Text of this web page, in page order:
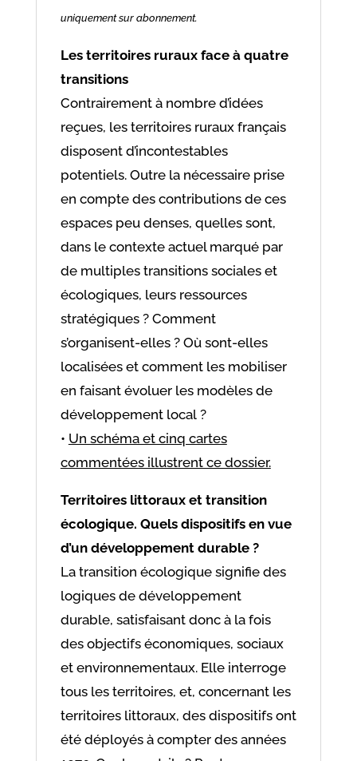
uniquement sur abonnement.
Les territoires ruraux face à quatre
transitions
Contrairement à nombre d’idées
reçues, les territoires ruraux français
disposent d’incontestables
potentiels. Outre la nécessaire prise
en compte des contributions de ces
espaces peu denses, quelles sont,
dans le contexte actuel marqué par
de multiples transitions sociales et
écologiques, leurs ressources
stratégiques ? Comment
s’organisent-elles ? Où sont-elles
localisées et comment les mobiliser
en faisant évoluer les modèles de
développement local ?
• Un schéma et cinq cartes
commentées illustrent ce dossier.
Territoires littoraux et transition
écologique. Quels dispositifs en vue
d’un développement durable ?
La transition écologique signifie des
logiques de développement
durable, satisfaisant donc à la fois
des objectifs économiques, sociaux
et environnementaux. Elle interroge
tous les territoires, et, concernant les
territoires littoraux, des dispositifs ont
été déployés à compter des années